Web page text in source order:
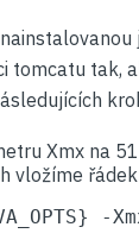
tomcatu tak,
Xmx na
vložíme
-